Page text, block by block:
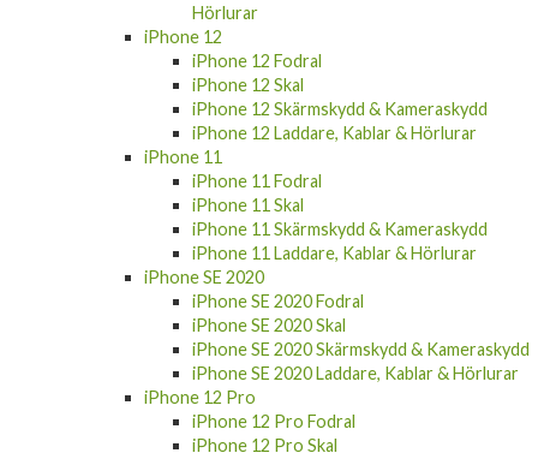
Hörlurar
iPhone 12
iPhone 12 Fodral
iPhone 12 Skal
iPhone 12 Skärmskydd & Kameraskydd
iPhone 12 Laddare, Kablar & Hörlurar
iPhone 11
iPhone 11 Fodral
iPhone 11 Skal
iPhone 11 Skärmskydd & Kameraskydd
iPhone 11 Laddare, Kablar & Hörlurar
iPhone SE 2020
iPhone SE 2020 Fodral
iPhone SE 2020 Skal
iPhone SE 2020 Skärmskydd & Kameraskydd
iPhone SE 2020 Laddare, Kablar & Hörlurar
iPhone 12 Pro
iPhone 12 Pro Fodral
iPhone 12 Pro Skal